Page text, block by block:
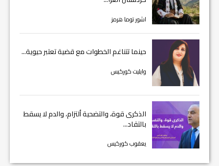
اشور توما هرمز
حينما تتناغم الخطوات مع قضية تعتبر حيوية...
وايليت كوركيس
الذكرى قوة، والتضحية ألتزام، والدم لا يسقط
بالتقاد...
يعقوب كوركيس